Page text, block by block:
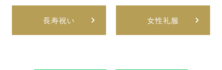
長寿祝い 女性礼服